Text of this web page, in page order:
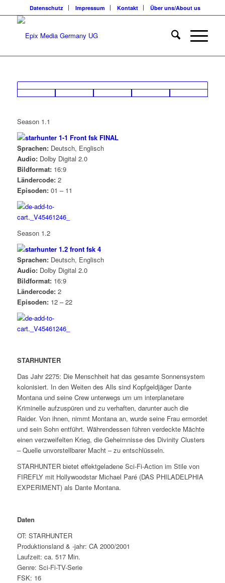
Datenschutz Impressum Kontakt Über uns/About us
Season 1.1
Sprachen:Deutsch, Englisch
Audio:Dolby Digital 2.0
Bildformat:16:9
Ländercode:2
Episoden:01 – 11
Season 1.2
Sprachen:Deutsch, Englisch
Audio:Dolby Digital 2.0
Bildformat:16:9
Ländercode:2
Episoden:12 – 22
STARHUNTER
Das Jahr 2275: Die Menschheit hat das gesamte Sonnensystem
kolonisiert. In den Weiten des Alls sind Kopfgeldjäger Dante
Montana und seine Crew unterwegs um um interplanetare
Kriminelle aufzuspüren und zu verhaften, darunter auch die
Raider. Von ihnen, nimmt Montana an, wurde seine Frau ermordet
und sein Sohn entführt. Währendessen führen verdeckte Mächte
einen verzweifelten Krieg, die Geheimnisse des Divinity Clusters
– Quelle unvorstellbarer Macht – zu entschlüsseln.
STARHUNTER bietet effektgeladene Sci-Fi-Action im Stile von
FIREFLY mit Hollywoodstar Michael Paré (DAS PHILADELPHIA
EXPERIMENT) als Dante Montana.
Daten
OT: STARHUNTER
Produktionsland & -jahr: CA 2000/2001
Laufzeit: ca. 517 Min.
Genre: Sci-Fi-TV-Serie
FSK: 16